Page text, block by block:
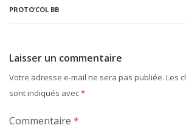
PROTO’COL BB
Laisser un commentaire
Votre adresse e-mail ne sera pas publiée. Les
sont indiqués avec*
Commentaire *